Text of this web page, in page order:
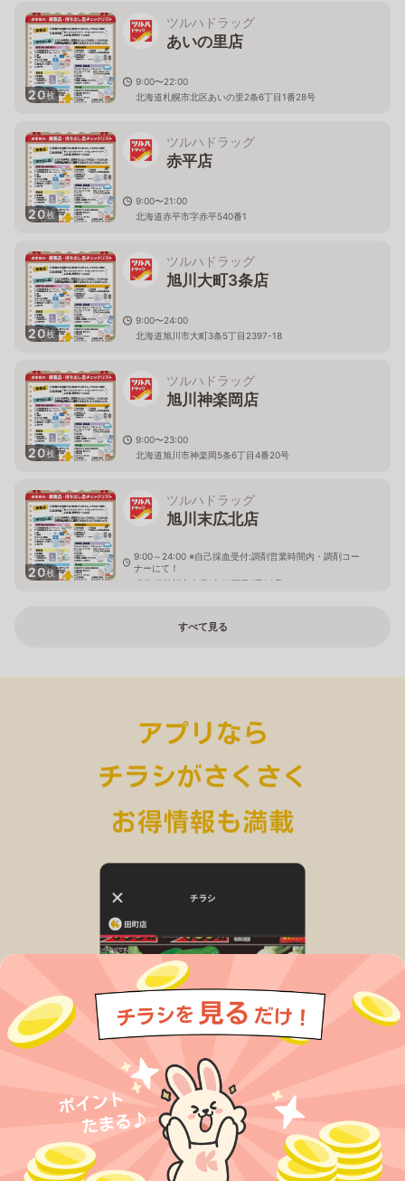
20枚
ツルハドラッグ
あいの里店
9:00〜22:00
北海道札幌市北区あいの里2条6丁目1番28号
20枚
ツルハドラッグ
赤平店
9:00〜21:00
北海道赤平市字赤平540番1
20枚
ツルハドラッグ
旭川大町3条店
9:00〜24:00
北海道旭川市大町3条5丁目2397-18
20枚
ツルハドラッグ
旭川神楽岡店
9:00〜23:00
北海道旭川市神楽岡5条6丁目4番20号
20枚
ツルハドラッグ
旭川末広北店
9:00～24:00 ※自己採血受付:調剤営業時間内・調剤コー
ナーにて！
北海道旭川市末広1条10丁目1番20号
すべて見る